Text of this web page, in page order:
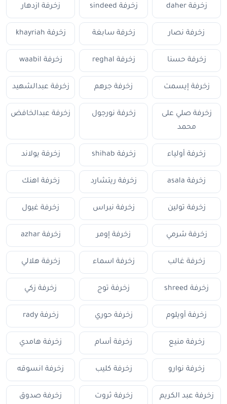
زخرفة daher زخرفة sindeed زخرفة ازدهار
زخرفة نصار زخرفة سابغة زخرفة khayriah
زخرفة حسنا زخرفة reghal زخرفة waabil
زخرفة إيسمت زخرفة جرهم زخرفة عبدالشهيد
زخرفة صلي على
محمد
زخرفة نورجول زخرفة عبدالخافض
زخرفة أولياء زخرفة shihab زخرفة يولاند
زخرفة asala زخرفة ريتشارد زخرفة اهنك
زخرفة تولين زخرفة نبراس زخرفة غيول
زخرفة شرمي زخرفة إومر زخرفة azhar
زخرفة غالب زخرفة اسماء زخرفة هلالي
زخرفة shreed زخرفة توج زخرفة زكي
زخرفة أويلوم زخرفة حوري زخرفة rady
زخرفة منيع زخرفة أسام زخرفة هامدي
زخرفة نوارو زخرفة كليب زخرفة انسوقه
زخرفة عبد الكريم زخرفة ثروت زخرفة صدوق